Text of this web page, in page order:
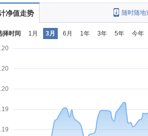
净值走势 随时随地
择时间 1月 3月 6月 1年 3年 5年 今年